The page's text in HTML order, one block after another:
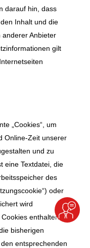
darauf hin, dass
Inhalt und die
Anbieter
gilt
„Cookies“, um
Online-Zeit unserer
und zu
eine Textdatei, die
des
oder
wird
enthalten
bisherigen
entsprechenden